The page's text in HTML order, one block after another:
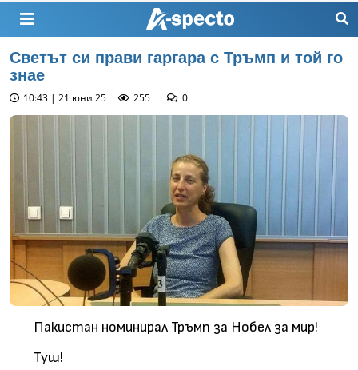
Светът си прави гаргара с Тръмп и той го
знае
10:43 | 21 юни 25 255 0
Пакистан номинирал Тръмп за Нобел за мир!
Туш!